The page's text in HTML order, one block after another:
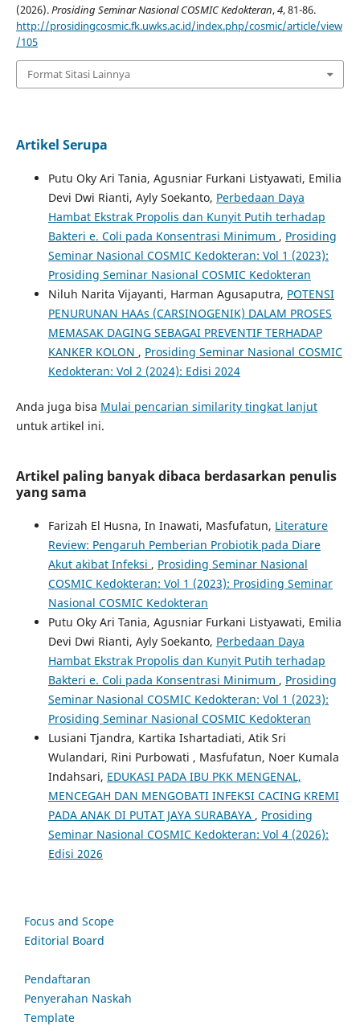
(2026).Prosiding Seminar Nasional COSMIC Kedokteran,4, 81-86.
http://prosidingcosmic.fk.uwks.ac.id/index.php/cosmic/article/view
/105
Format Sitasi Lainnya
Artikel Serupa
Putu Oky Ari Tania, Agusniar Furkani Listyawati, Emilia
Devi Dwi Rianti, Ayly Soekanto, Perbedaan Daya
Hambat Ekstrak Propolis dan Kunyit Putih terhadap
Bakteri e. Coli pada Konsentrasi Minimum , Prosiding
Seminar Nasional COSMIC Kedokteran: Vol 1 (2023):
Prosiding Seminar Nasional COSMIC Kedokteran
Niluh Narita Vijayanti, Harman Agusaputra, POTENSI
PENURUNAN HAAs (CARSINOGENIK) DALAM PROSES
MEMASAK DAGING SEBAGAI PREVENTIF TERHADAP
KANKER KOLON , Prosiding Seminar Nasional COSMIC
Kedokteran: Vol 2 (2024): Edisi 2024
Anda juga bisa Mulai pencarian similarity tingkat lanjut
untuk artikel ini.
Artikel paling banyak dibaca berdasarkan penulis
yang sama
Farizah El Husna, In Inawati, Masfufatun, Literature
Review: Pengaruh Pemberian Probiotik pada Diare
Akut akibat Infeksi , Prosiding Seminar Nasional
COSMIC Kedokteran: Vol 1 (2023): Prosiding Seminar
Nasional COSMIC Kedokteran
Putu Oky Ari Tania, Agusniar Furkani Listyawati, Emilia
Devi Dwi Rianti, Ayly Soekanto, Perbedaan Daya
Hambat Ekstrak Propolis dan Kunyit Putih terhadap
Bakteri e. Coli pada Konsentrasi Minimum , Prosiding
Seminar Nasional COSMIC Kedokteran: Vol 1 (2023):
Prosiding Seminar Nasional COSMIC Kedokteran
Lusiani Tjandra, Kartika Ishartadiati, Atik Sri
Wulandari, Rini Purbowati , Masfufatun, Noer Kumala
Indahsari, EDUKASI PADA IBU PKK MENGENAL,
MENCEGAH DAN MENGOBATI INFEKSI CACING KREMI
PADA ANAK DI PUTAT JAYA SURABAYA , Prosiding
Seminar Nasional COSMIC Kedokteran: Vol 4 (2026):
Edisi 2026
Focus and Scope
Editorial Board
Pendaftaran
Penyerahan Naskah
Template